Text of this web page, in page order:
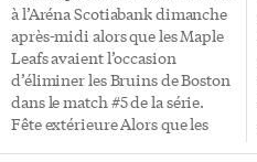
à l’Aréna Scotiabank dimanche
après-midi alors que les Maple
Leafs avaient l’occasion
d’éliminer les Bruins de Boston
dans le match #5 de la série.
Fête extérieure Alors que les